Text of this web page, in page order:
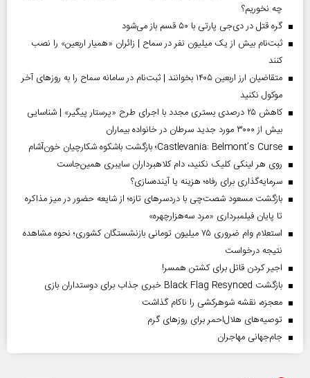
چه نخوریم؟
گره قتل در دی‌جی پارتی با ۵۰ قسم باز می‌شود
ثبت‌نام بیش از یک میلیون نفر در سماح | زائران «همیار اربعین» را نصب
کنند
متقاضیان ارز اربعین ۱۴۰۵ بخوانند | ثبت‌نام در سامانه سماح را به روز‌های آخر
موکول نکنید
کاهش ۲۵ درصدی بستری مجدد با اجرای طرح «پرستار پیگیر» | شناسایی
بیش از ۳۰۰۰ مورد جدید سرطان در خانواده بیماران
Castlevania: Belmont’s Curse؛ بازگشت باشکوه شکارچیان خون‌آشام
روی هر لینکی کلیک نکنید، دام کلاهبرداران سایبری همین‌جاست
سرمایه‌گذاری برای رفاه؛ هزینه یا آینده‌سازی؟
بازگشت مسعود شصت‌چی با دردسر‌های تازه؛ از شایعه حضور در میز مذاکره
تا پایان فیلمبرداری «مرد سه‌هزارچهره»
استعلام وام ضروری ۷۵ میلیون تومانی بازنشستگان کشوری؛ نحوه مشاهده
نتیجه درخواست
اجیر کردن قاتل برای کشتن همسر!
بازگشت Black Flag Resynced خبری جذاب برای دوستداران بازی
معجزه، نقشه شوهرکشی را ناکام گذاشت
توصیه‌های هلال‌احمر برای روز‌های گرم
جام‌جهانی مهاجران